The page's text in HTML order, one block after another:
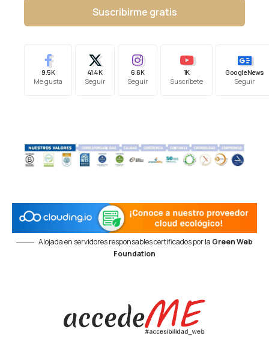
Suscribirme gratis
9.5K
Me gusta
41.4K
Seguir
6.6K
Seguir
1K
Suscríbete
Google News
Seguir
Alojada en servidores responsables certificados por la Green Web
Foundation